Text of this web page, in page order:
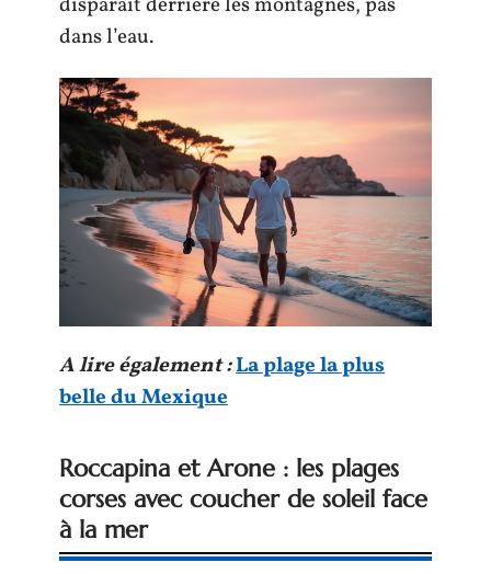
dans l’eau.
A lire également :La plage la plus
belle du Mexique
Roccapina et Arone : les plages
corses avec coucher de soleil face
à la mer